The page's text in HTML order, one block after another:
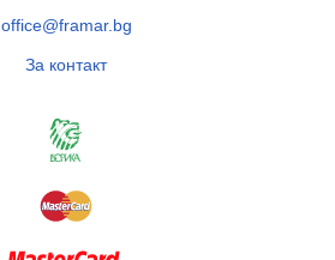
office@framar.bg
За контакт